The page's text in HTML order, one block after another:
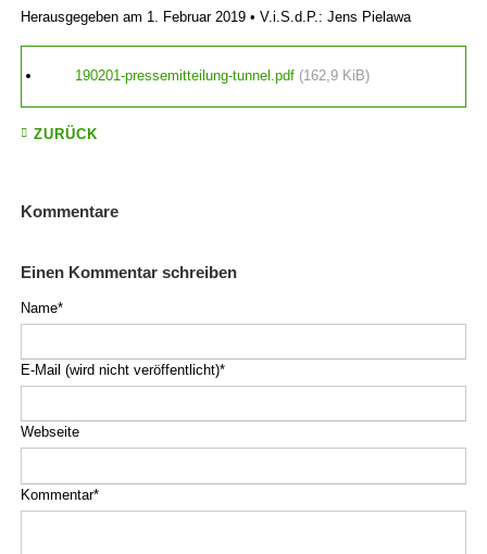
Herausgegeben am 1. Februar 2019 • V.i.S.d.P.: Jens Pielawa
190201-pressemitteilung-tunnel.pdf (162,9 KiB)
ZURÜCK
Kommentare
Einen Kommentar schreiben
Pflichtfeld
Name*
Pflichtfeld
E-Mail (wird nicht veröffentlicht)*
Webseite
Pflichtfeld
Kommentar*